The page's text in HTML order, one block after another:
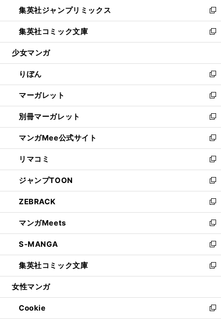
く
で
開
く
ド
ウ
で
開
ィ
ン
ド
ウ
開
く
い
ウ
ィ
ン
ウ
で
開
く
集英社ジャンプリミックス
新
し
い
ウ
ン
ド
ウ
で
開
く
集英社コミック文庫
新
し
ウ
ィ
ン
ド
ウ
で
開
く
少女マンガ
りぼん
新
し
い
ウ
ィ
ン
ド
ウ
で
開
く
マーガレット
新
し
い
ウ
ィ
ン
ド
ウ
で
開
く
別冊マーガレット
新
し
い
ウ
ィ
ン
ド
ウ
で
開
く
マンガMee公式サイト
新
し
い
ウ
ィ
ン
ド
ウ
で
開
く
リマコミ
新
し
い
ウ
ィ
ン
ド
ウ
で
開
く
ジャンプTOON
新
し
い
ウ
ィ
ン
ド
ウ
で
開
ZEBRACK
新
し
い
ウ
ィ
ン
ド
ウ
開
く
マンガMeets
新
し
い
ウ
ィ
ン
ウ
で
S-MANGA
新
し
い
ウ
ン
ド
集英社コミック文庫
新
し
ウ
ィ
女性マンガ
Cookie
新